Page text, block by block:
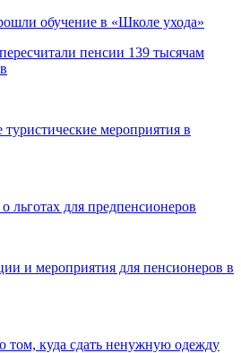
обучение в «Школе ухода»
пенсии 139 тысячам
мероприятия в
для предпенсионеров
и мероприятия для пенсионеров в
том, куда сдать ненужную одежду